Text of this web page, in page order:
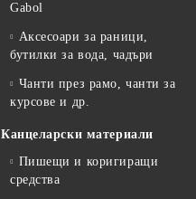
Gabol
Аксесоари за раници,
бутилки за вода, чадъри
Чанти през рамо, чанти за
курсове и др.
Канцеларски материали
Пишещи и коригиращи
средства